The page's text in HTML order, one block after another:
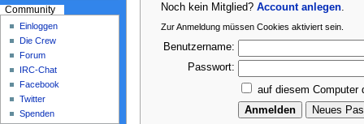
Noch kein Mitglied?Account anlegen
Zur Anmeldung müssen Cookies aktiviert sein.
Benutzername:
Passwort:
auf diesem Computer
Community
Einloggen
Die Crew
Forum
IRC-Chat
Facebook
Twitter
Spenden